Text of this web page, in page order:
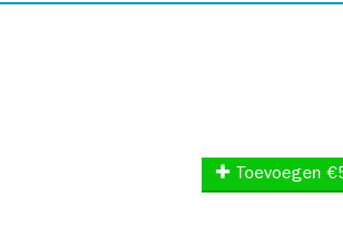
Toevoegen